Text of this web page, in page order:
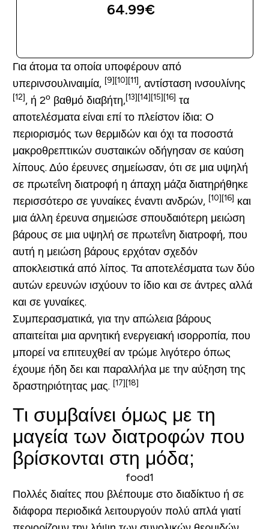
64.99€‎
Για άτομα τα οποία υποφέρουν από
υπερινσουλιναιμία, [9] [10] [11] , αντίσταση ινσουλίνης
[12] , ή 2οβαθμό διαβήτη,[13] [14] [15] [16] τα
αποτελέσματα είναι επί το πλείστον ίδια: Ο
περιορισμός των θερμιδών και όχι τα ποσοστά
μακροθρεπτικών συσταικών οδήγησαν σε καύση
λίπους. Δύο έρευνες σημείωσαν, ότι σε μια υψηλή
σε πρωτεΐνη διατροφή η άπαχη μάζα διατηρήθηκε
περισσότερο σε γυναίκες έναντι ανδρών, [10] [16] και
μια άλλη έρευνα σημειώσε σπουδαιότερη μειώση
βάρους σε μια υψηλή σε πρωτεΐνη διατροφή, που
αυτή η μειώση βάρους ερχόταν σχεδόν
αποκλειστικά από λίπος. Τα αποτελέσματα των δύο
αυτών ερευνών ισχύουν το ίδιο και σε άντρες αλλά
και σε γυναίκες.
Συμπερασματικά, για την απώλεια βάρους
απαιτείται μια αρνητική ενεργειακή ισορροπία, που
μπορεί να επιτευχθεί αν τρώμε λιγότερο όπως
έχουμε ήδη δει και παραλλήλα με την αύξηση της
δραστηριότητας μας. [17] [18]
Τι συμβαίνει όμως με τη
μαγεία των διατροφών που
βρίσκονται στη μόδα;
Πολλές διαίτες που βλέπουμε στο διαδίκτυο ή σε
διάφορα περιοδικά λειτουργούν πολύ απλά γιατί